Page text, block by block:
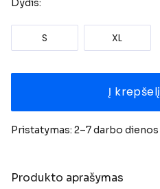
Dydis:
S XL
Į krepšelį
Pristatymas: 2–7 darbo dienos
Produkto aprašymas